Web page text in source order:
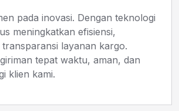
pada inovasi. Dengan teknologi
meningkatkan efisiensi,
layanan kargo.
tepat waktu, aman, dan
klien kami.